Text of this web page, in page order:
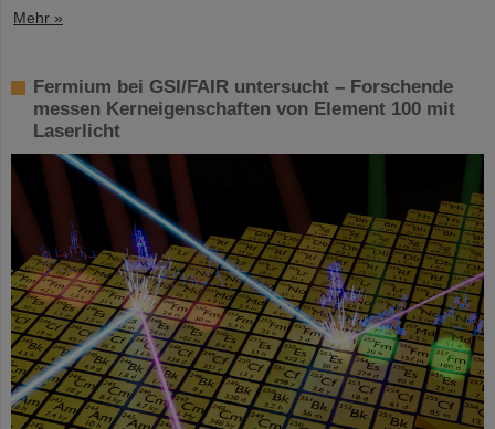
Mehr »
Fermium bei GSI/FAIR untersucht – Forschende
messen Kerneigenschaften von Element 100 mit
Laserlicht